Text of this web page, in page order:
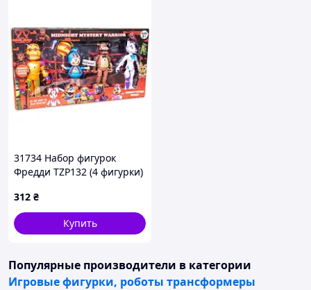
31734 Набор фигурок
Фредди TZP132 (4 фигурки)
312 ₴
Купить
Популярные производители в категории
Игровые фигурки, роботы трансформеры